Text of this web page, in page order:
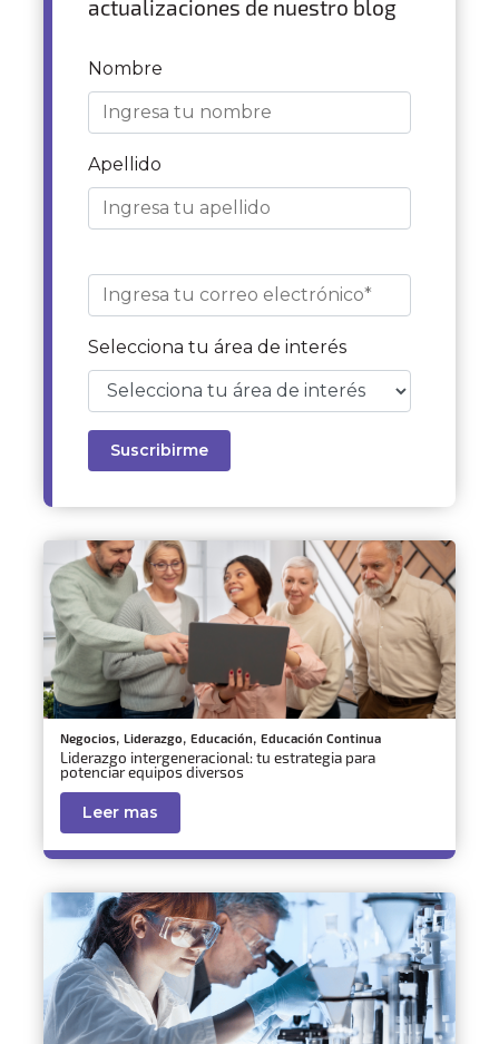
actualizaciones de nuestro blog
Nombre
Apellido
Selecciona tu área de interés
Negocios, Liderazgo, Educación, Educación Continua
Liderazgo intergeneracional: tu estrategia para
potenciar equipos diversos
Leer mas